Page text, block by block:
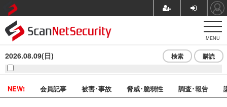
MENU
2026.08.09(日) 検索 購読
NEW! 会員記事 被害･事故 脅威･脆弱性 調査･報告